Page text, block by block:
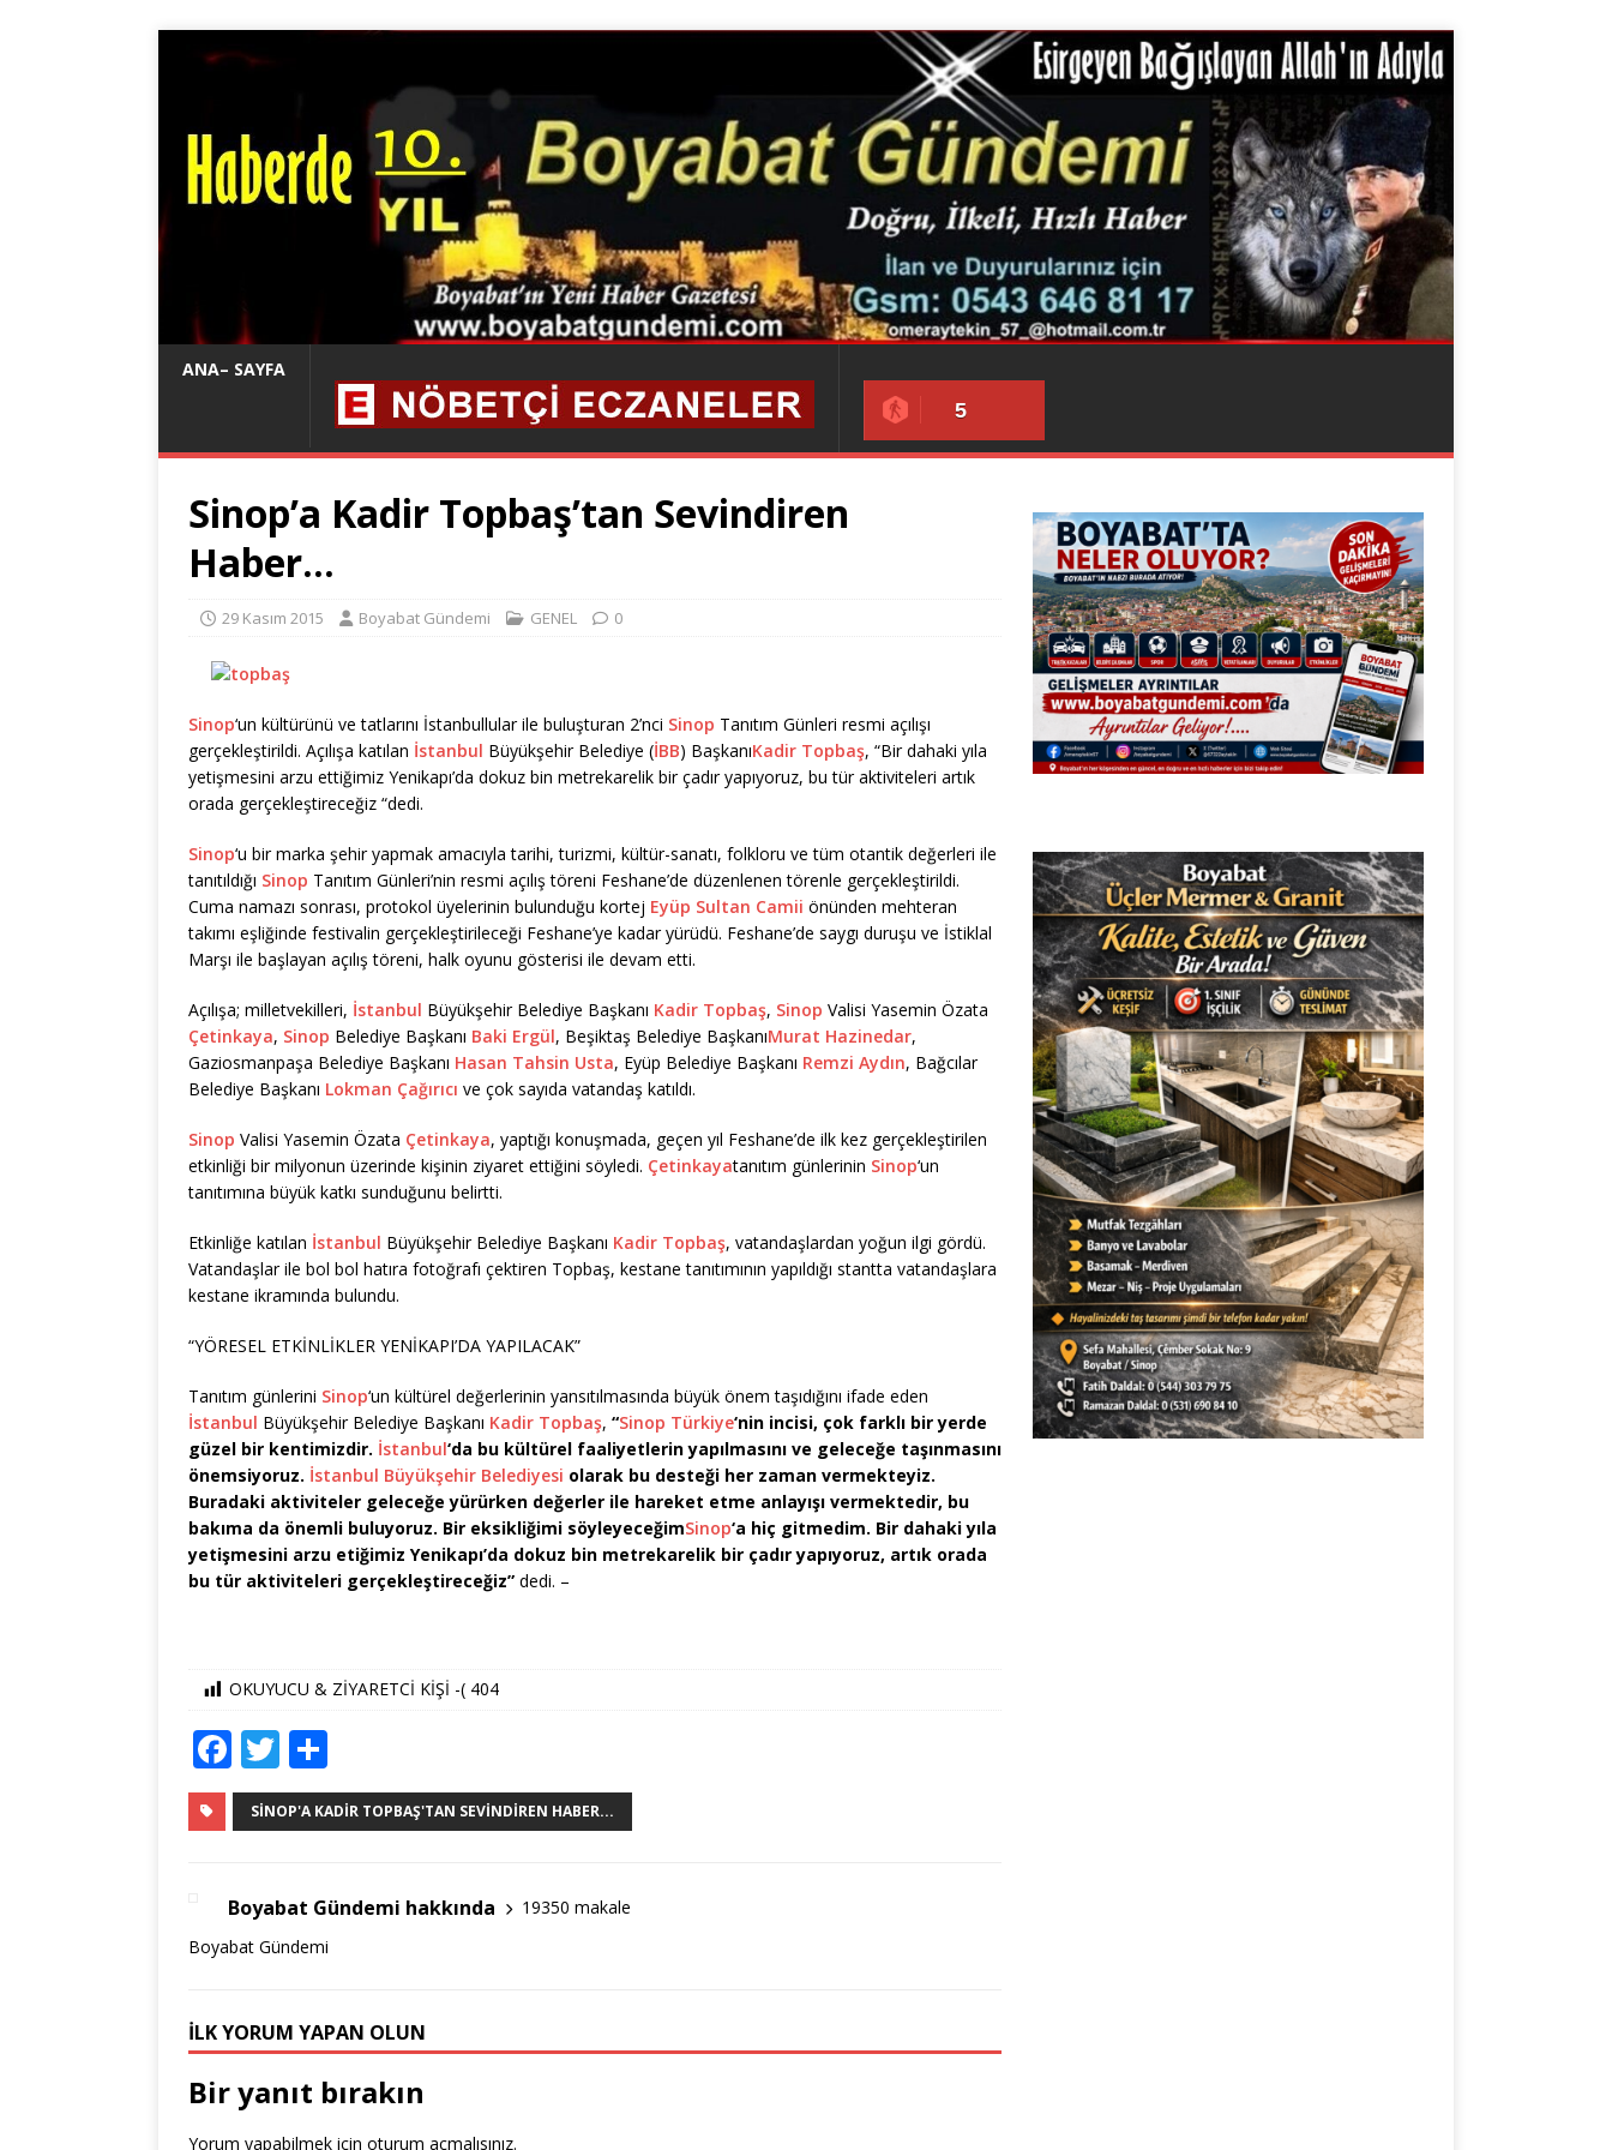
ANA– SAYFA
5
Sinop’a Kadir Topbaş’tan Sevindiren
Haber…
29 Kasım 2015 Boyabat Gündemi GENEL 0
Sinop‘un kültürünü ve tatlarını İstanbullular ile buluşturan 2’nci Sinop Tanıtım Günleri resmi açılışı
gerçekleştirildi. Açılışa katılan İstanbul Büyükşehir Belediye (İBB) BaşkanıKadir Topbaş, “Bir dahaki yıla
yetişmesini arzu ettiğimiz Yenikapı’da dokuz bin metrekarelik bir çadır yapıyoruz, bu tür aktiviteleri artık
orada gerçekleştireceğiz “dedi.
Sinop‘u bir marka şehir yapmak amacıyla tarihi, turizmi, kültür-sanatı, folkloru ve tüm otantik değerleri ile
tanıtıldığı Sinop Tanıtım Günleri’nin resmi açılış töreni Feshane’de düzenlenen törenle gerçekleştirildi.
Cuma namazı sonrası, protokol üyelerinin bulunduğu kortej Eyüp Sultan Camii önünden mehteran
takımı eşliğinde festivalin gerçekleştirileceği Feshane’ye kadar yürüdü. Feshane’de saygı duruşu ve İstiklal
Marşı ile başlayan açılış töreni, halk oyunu gösterisi ile devam etti.
Açılışa; milletvekilleri, İstanbul Büyükşehir Belediye Başkanı Kadir Topbaş, Sinop Valisi Yasemin Özata
Çetinkaya, Sinop Belediye Başkanı Baki Ergül, Beşiktaş Belediye BaşkanıMurat Hazinedar,
Gaziosmanpaşa Belediye Başkanı Hasan Tahsin Usta, Eyüp Belediye Başkanı Remzi Aydın, Bağcılar
Belediye Başkanı Lokman Çağırıcı ve çok sayıda vatandaş katıldı.
Sinop Valisi Yasemin Özata Çetinkaya, yaptığı konuşmada, geçen yıl Feshane’de ilk kez gerçekleştirilen
etkinliği bir milyonun üzerinde kişinin ziyaret ettiğini söyledi. Çetinkayatanıtım günlerinin Sinop‘un
tanıtımına büyük katkı sunduğunu belirtti.
Etkinliğe katılan İstanbul Büyükşehir Belediye Başkanı Kadir Topbaş, vatandaşlardan yoğun ilgi gördü.
Vatandaşlar ile bol bol hatıra fotoğrafı çektiren Topbaş, kestane tanıtımının yapıldığı stantta vatandaşlara
kestane ikramında bulundu.
“YÖRESEL ETKİNLİKLER YENİKAPI’DA YAPILACAK”
Tanıtım günlerini Sinop‘un kültürel değerlerinin yansıtılmasında büyük önem taşıdığını ifade eden
İstanbul Büyükşehir Belediye Başkanı Kadir Topbaş, “Sinop Türkiye‘nin incisi, çok farklı bir yerde
güzel bir kentimizdir. İstanbul‘da bu kültürel faaliyetlerin yapılmasını ve geleceğe taşınmasını
önemsiyoruz. İstanbul Büyükşehir Belediyesi olarak bu desteği her zaman vermekteyiz.
Buradaki aktiviteler geleceğe yürürken değerler ile hareket etme anlayışı vermektedir, bu
bakıma da önemli buluyoruz. Bir eksikliğimi söyleyeceğimSinop‘a hiç gitmedim. Bir dahaki yıla
yetişmesini arzu etiğimiz Yenikapı’da dokuz bin metrekarelik bir çadır yapıyoruz, artık orada
bu tür aktiviteleri gerçekleştireceğiz” dedi. –
OKUYUCU & ZİYARETCİ KİŞİ -( 404
F
a
c
b
o
k
T
w
it
r
h
ar
SINOP'A KADIR TOPBAŞ'TAN SEVINDIREN HABER...
Boyabat Gündemi hakkında
19350 makale
Boyabat Gündemi
İLK YORUM YAPAN OLUN
Bir yanıt bırakın
Yorum yapabilmek için oturum açmalısınız.